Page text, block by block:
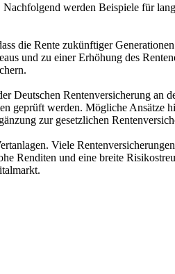
werden Beispiele für
die Rente zukünftiger
und zu einer Erhöhung des
Deutschen Rentenversicherung an
geprüft werden. Mögliche Ansätze
zur gesetzlichen
Viele
Renditen und eine breite